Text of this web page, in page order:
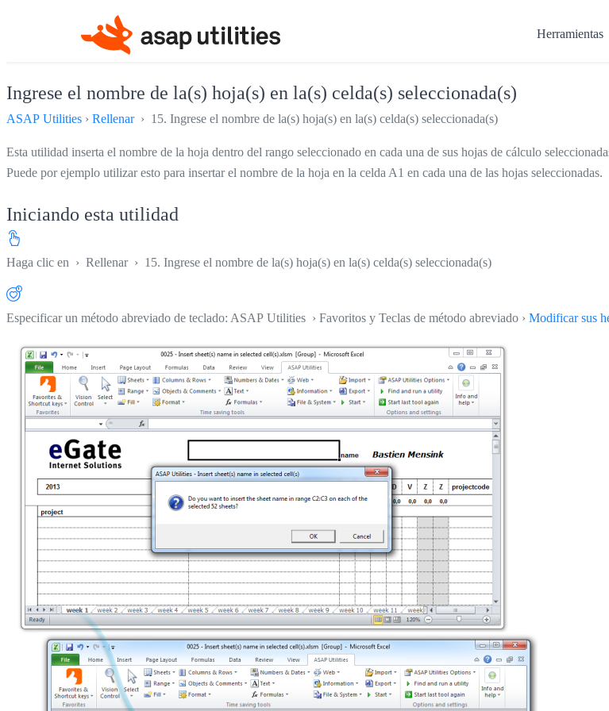
Herramientas
Ingrese el nombre de la(s) hoja(s) en la(s) celda(s) seleccionada(s)
ASAP Utilities › Rellenar› 15. Ingrese el nombre de la(s) hoja(s) en la(s) celda(s) seleccionada(s)
Esta utilidad inserta el nombre de la hoja dentro del rango seleccionado en cada una de sus hojas de cálculo
Puede por ejemplo utilizar esto para insertar el nombre de la hoja en la celda A1 en cada una de las hojas seleccionadas.
Iniciando esta utilidad
Haga clic en › Rellenar› 15. Ingrese el nombre de la(s) hoja(s) en la(s) celda(s) seleccionada(s)
Especificar un método abreviado de teclado: ASAP Utilities › Favoritos y Teclas de método abreviado › Modificar sus